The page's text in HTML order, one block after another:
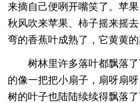
来摘自己便咧开嘴笑了。苹
秋风吹来苹果、柿子摇来摇
弯的香蕉叶成熟了，它黄黄的
树林里许多落叶都飘落
的像一把把小扇子，扇呀扇
树的叶子也陆陆续续得飘落